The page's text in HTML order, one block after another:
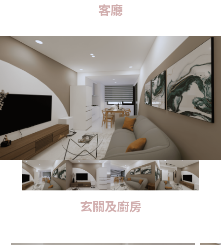
客廳
玄關及廚房